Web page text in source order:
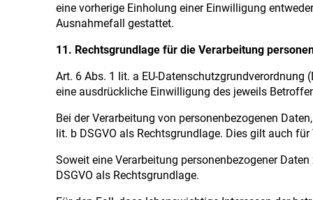
eine vorherige Einholung einer Einwilligung
Ausnahmefall gestattet.
11. Rechtsgrundlage für die Verarbeitung
Art. 6 Abs. 1 lit. a EU-Datenschutzgrundverordnung
eine ausdrückliche Einwilligung des jeweils
Bei der Verarbeitung von personenbezogenen
lit. b DSGVO als Rechtsgrundlage. Dies gilt auch
Soweit eine Verarbeitung personenbezogener
DSGVO als Rechtsgrundlage.